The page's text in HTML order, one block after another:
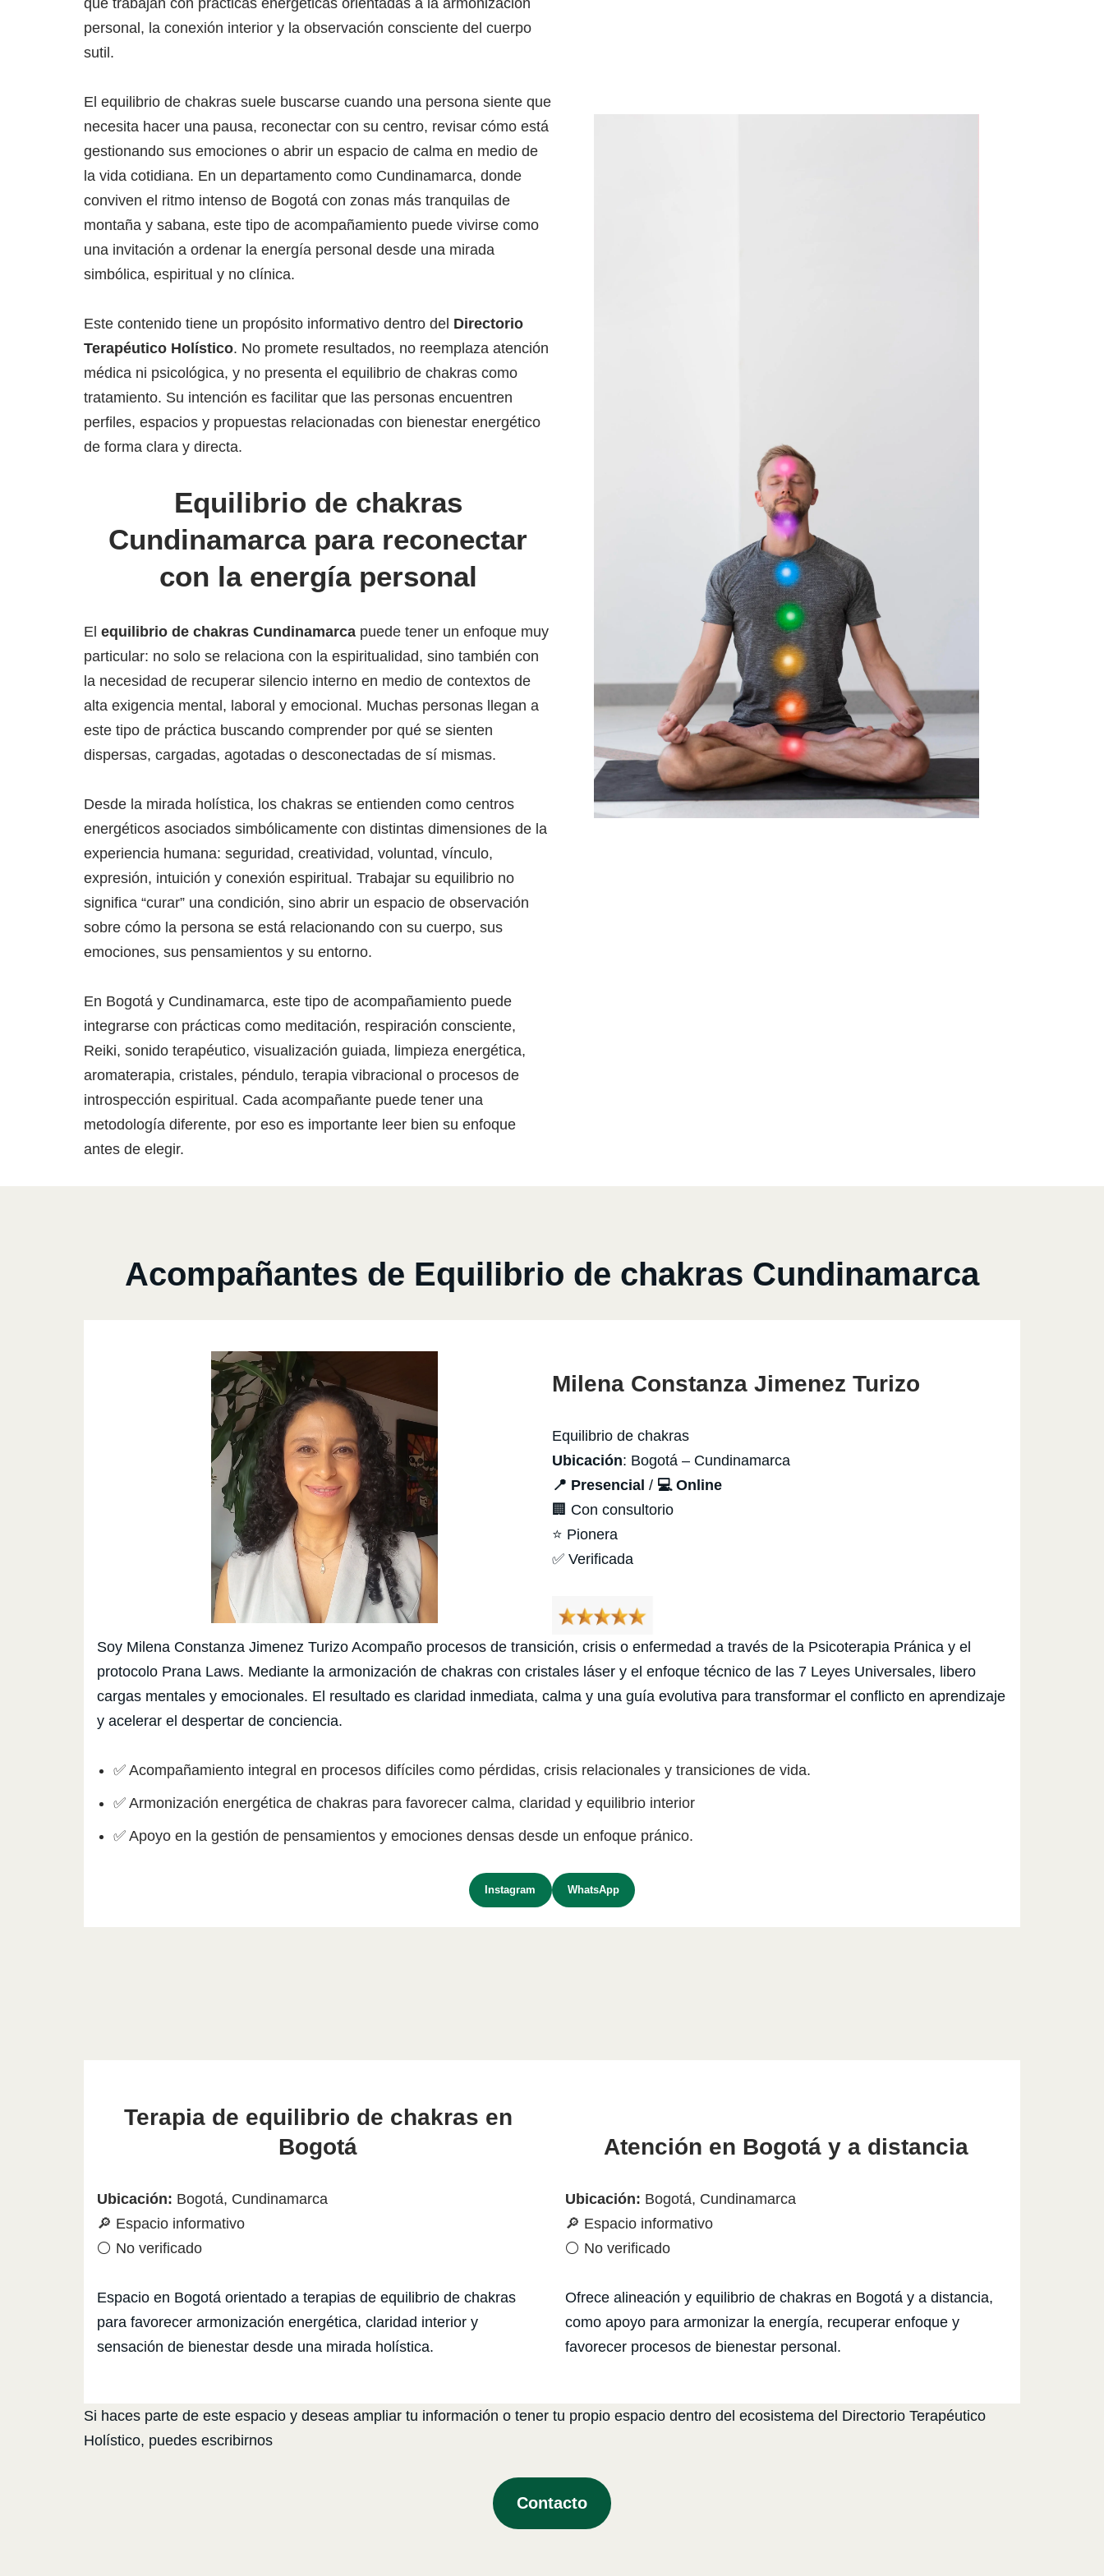
que trabajan con prácticas energéticas orientadas a la armonización
personal, la conexión interior y la observación consciente del cuerpo
sutil.
El equilibrio de chakras suele buscarse cuando una persona siente que
necesita hacer una pausa, reconectar con su centro, revisar cómo está
gestionando sus emociones o abrir un espacio de calma en medio de
la vida cotidiana. En un departamento como Cundinamarca, donde
conviven el ritmo intenso de Bogotá con zonas más tranquilas de
montaña y sabana, este tipo de acompañamiento puede vivirse como
una invitación a ordenar la energía personal desde una mirada
simbólica, espiritual y no clínica.
Este contenido tiene un propósito informativo dentro del Directorio
Terapéutico Holístico. No promete resultados, no reemplaza atención
médica ni psicológica, y no presenta el equilibrio de chakras como
tratamiento. Su intención es facilitar que las personas encuentren
perfiles, espacios y propuestas relacionadas con bienestar energético
de forma clara y directa.
Equilibrio de chakras
Cundinamarca para reconectar
con la energía personal
El equilibrio de chakras Cundinamarca puede tener un enfoque muy
particular: no solo se relaciona con la espiritualidad, sino también con
la necesidad de recuperar silencio interno en medio de contextos de
alta exigencia mental, laboral y emocional. Muchas personas llegan a
este tipo de práctica buscando comprender por qué se sienten
dispersas, cargadas, agotadas o desconectadas de sí mismas.
Desde la mirada holística, los chakras se entienden como centros
energéticos asociados simbólicamente con distintas dimensiones de la
experiencia humana: seguridad, creatividad, voluntad, vínculo,
expresión, intuición y conexión espiritual. Trabajar su equilibrio no
significa “curar” una condición, sino abrir un espacio de observación
sobre cómo la persona se está relacionando con su cuerpo, sus
emociones, sus pensamientos y su entorno.
En Bogotá y Cundinamarca, este tipo de acompañamiento puede
integrarse con prácticas como meditación, respiración consciente,
Reiki, sonido terapéutico, visualización guiada, limpieza energética,
aromaterapia, cristales, péndulo, terapia vibracional o procesos de
introspección espiritual. Cada acompañante puede tener una
metodología diferente, por eso es importante leer bien su enfoque
antes de elegir.
Acompañantes de Equilibrio de chakras Cundinamarca
Milena Constanza Jimenez Turizo
Equilibrio de chakras
Ubicación: Bogotá – Cundinamarca
📍 Presencial / 💻 Online
🏢 Con consultorio
⭐ Pionera
✅ Verificada
Soy Milena Constanza Jimenez Turizo Acompaño procesos de transición, crisis o enfermedad a través de la Psicoterapia Pránica y el
protocolo Prana Laws. Mediante la armonización de chakras con cristales láser y el enfoque técnico de las 7 Leyes Universales, libero
cargas mentales y emocionales. El resultado es claridad inmediata, calma y una guía evolutiva para transformar el conflicto en aprendizaje
y acelerar el despertar de conciencia.
✅ Acompañamiento integral en procesos difíciles como pérdidas, crisis relacionales y transiciones de vida.
✅ Armonización energética de chakras para favorecer calma, claridad y equilibrio interior
✅ Apoyo en la gestión de pensamientos y emociones densas desde un enfoque pránico.
Instagram WhatsApp
Terapia de equilibrio de chakras en
Bogotá
Ubicación: Bogotá, Cundinamarca
🔎 Espacio informativo
⚪ No verificado
Espacio en Bogotá orientado a terapias de equilibrio de chakras
para favorecer armonización energética, claridad interior y
sensación de bienestar desde una mirada holística.
Atención en Bogotá y a distancia
Ubicación: Bogotá, Cundinamarca
🔎 Espacio informativo
⚪ No verificado
Ofrece alineación y equilibrio de chakras en Bogotá y a distancia,
como apoyo para armonizar la energía, recuperar enfoque y
favorecer procesos de bienestar personal.
Si haces parte de este espacio y deseas ampliar tu información o tener tu propio espacio dentro del ecosistema del Directorio Terapéutico
Holístico, puedes escribirnos
Contacto